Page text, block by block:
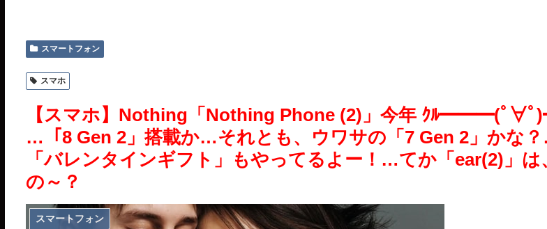
スマートフォン
スマホ
【スマホ】Nothing「Nothing Phone (2)」今年 ｸﾙ━━━(ﾟ
…「8 Gen 2」搭載か…それとも、ウワサの「7 Gen 2」かな
「バレンタインギフト」もやってるよー！…てか「ear(2)」は
の～？
スマートフォン